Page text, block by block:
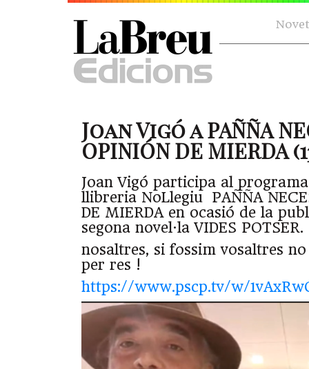
Joan Vigó a PAÑÑA
OPINIÓN DE MIERDA
Joan Vigó participa al
llibreria NoLlegiu PAÑÑA
DE MIERDA en ocasió de la
segona novel·la VIDES POTSER.
nosaltres, si fossim vosaltres
per res !
https://www.pscp.tv/w/